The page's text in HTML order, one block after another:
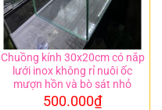
Chuồng kính 30x20cm có nắp
lưới inox không rỉ nuôi ốc
mượn hồn và bò sát nhỏ
500.000₫